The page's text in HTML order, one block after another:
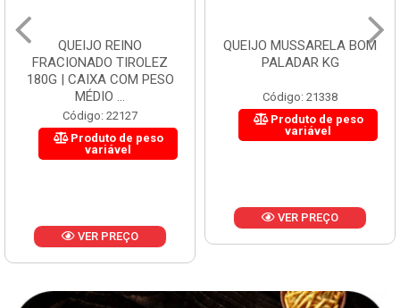
QUEIJO REINO
FRACIONADO TIROLEZ
180G | CAIXA COM PESO
MÉDIO ...
Código: 22127
Produto de peso
variável
VER PREÇO
QUEIJO MUSSARELA BOM
PALADAR KG
Código: 21338
Produto de peso
variável
VER PREÇO